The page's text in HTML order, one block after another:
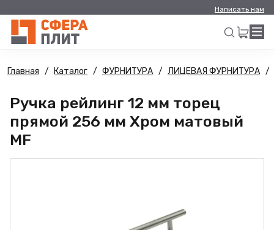
Написать нам
Искать
Главная Каталог ФУРНИТУРА ЛИЦЕВАЯ ФУРНИТУРА
Ручка рейлинг 12 мм торец
прямой 256 мм Хром матовый
MF